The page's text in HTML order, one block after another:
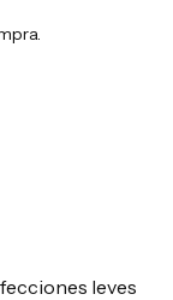
leves